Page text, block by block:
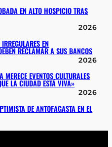
EN ALTO HOSPICIO TRAS
2026
EN
RECLAMAR A SUS BANCOS
2026
EVENTOS CULTURALES
LA CIUDAD ESTÁ VIVA»
2026
DE ANTOFAGASTA EN EL